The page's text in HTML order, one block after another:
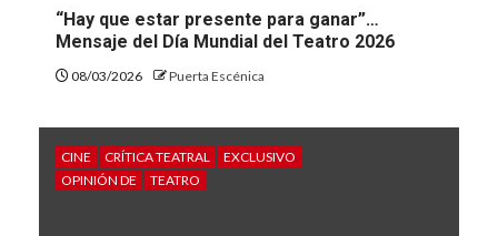
“Hay que estar presente para ganar”…
Mensaje del Día Mundial del Teatro 2026
08/03/2026 Puerta Escénica
CINE CRÍTICA TEATRAL
EXCLUSIVO
OPINIÓN DE
TEATRO